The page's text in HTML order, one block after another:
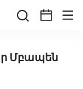
Մբապեն